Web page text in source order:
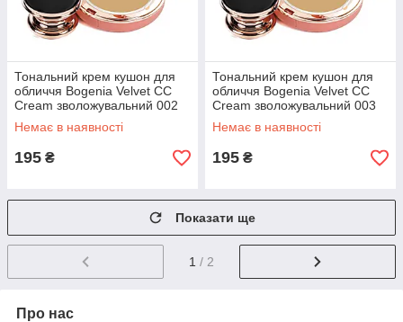
Тональний крем кушон для
обличчя Bogenia Velvet СС
Cream зволожувальний 002
Vanilla Ванільний бежевий
Немає в наявності
195 ₴
Тональний крем кушон для
обличчя Bogenia Velvet СС
Cream зволожувальний 003
Natural Biege Натуральний
бежевий
Немає в наявності
195 ₴
Показати ще
1 / 2
Про нас